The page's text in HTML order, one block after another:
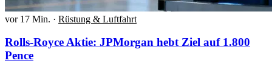
vor 17 Min. · Rüstung & Luftfahrt
Rolls-Royce Aktie: JPMorgan hebt Ziel auf 1.800
Pence